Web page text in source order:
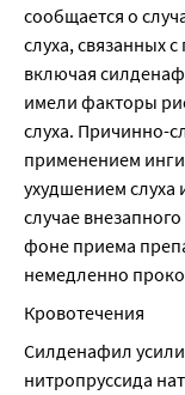
сообщается о
слуха, связанных
включая
имели факторы
слуха. Причинно-
применением
ухудшением слуха
случае
фоне приема
немедленно
Кровотечения
Силденафил
нитропруссида